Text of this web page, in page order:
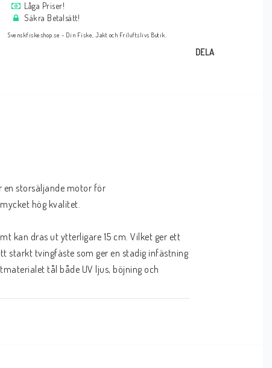
Låga Priser!
Säkra Betalsätt!
Svenskfiskeshop.se - Din Fiske, Jakt och Friluftslivs Butik.
DELA
en storsäljande motor för
hög kvalitet.
kan dras ut ytterligare 15 cm. Vilket ger ett
starkt tvingfäste som ger en stadig infästning
tål både UV ljus, böjning och